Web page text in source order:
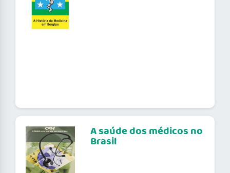
A saúde dos médicos no
Brasil